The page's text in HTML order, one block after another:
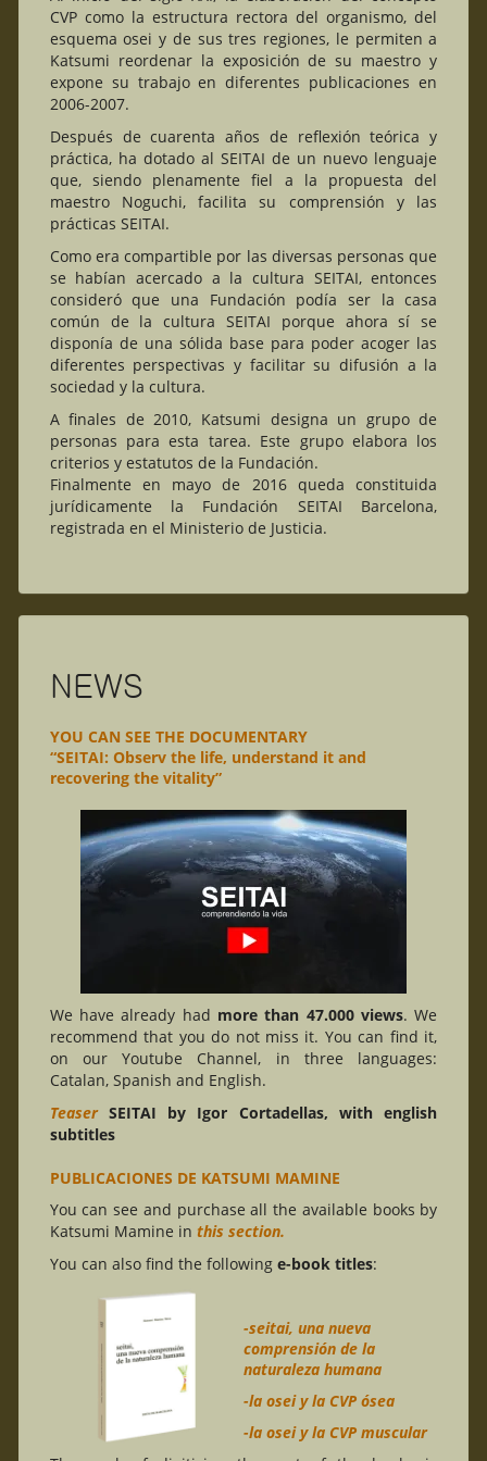
CVP como la estructura rectora del organismo, del
esquema osei y de sus tres regiones, le permiten a
Katsumi reordenar la exposición de su maestro y
expone su trabajo en diferentes publicaciones en
2006-2007.
Después de cuarenta años de reflexión teórica y
práctica, ha dotado al SEITAI de un nuevo lenguaje
que, siendo plenamente fiel a la propuesta del
maestro Noguchi, facilita su comprensión y las
prácticas SEITAI.
Como era compartible por las diversas personas que
se habían acercado a la cultura SEITAI, entonces
consideró que una Fundación podía ser la casa
común de la cultura SEITAI porque ahora sí se
disponía de una sólida base para poder acoger las
diferentes perspectivas y facilitar su difusión a la
sociedad y la cultura.
A finales de 2010, Katsumi designa un grupo de
personas para esta tarea. Este grupo elabora los
criterios y estatutos de la Fundación.
Finalmente en mayo de 2016 queda constituida
jurídicamente la Fundación SEITAI Barcelona,
registrada en el Ministerio de Justicia.
NEWS
YOU CAN SEE THE DOCUMENTARY
“SEITAI: Observ the life, understand it and
recovering the vitality”
We have already had more than 47.000 views. We
recommend that you do not miss it. You can find it,
on our Youtube Channel, in three languages:
Catalan, Spanish and English.
TeaserSEITAI by Igor Cortadellas, with english
subtitles
PUBLICACIONES DE KATSUMI MAMINE
You can see and purchase all the available books by
Katsumi Mamine in this section.
You can also find the following e-book titles:
-seitai, una nueva
comprensión de la
naturaleza humana
-la osei y la CVP ósea
-la osei y la CVP muscular